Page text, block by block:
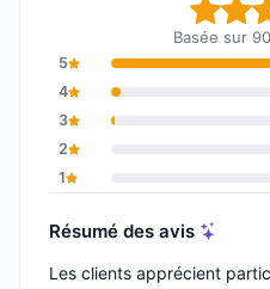
Note
Basée sur
5
4
3
2
1
Résumé des avis
Les clients apprécient